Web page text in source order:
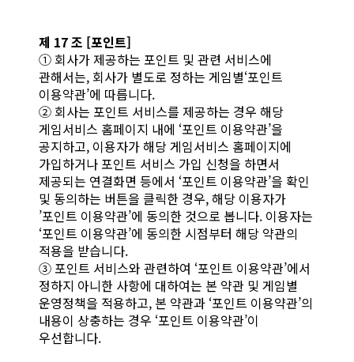
제 17 조 [포인트]
① 회사가 제공하는 포인트 및 관련 서비스에
관해서는, 회사가 별도로 정하는 게임별‘포인트
이용약관’에 따릅니다.
② 회사는 포인트 서비스를 제공하는 경우 해당
게임서비스 홈페이지 내에 ‘포인트 이용약관’을
공지하고, 이용자가 해당 게임서비스 홈페이지에
가입하거나 포인트 서비스 가입 신청을 하면서
제공되는 연결화면 등에서 ‘포인트 이용약관’을 확인
및 동의하는 버튼을 클릭한 경우, 해당 이용자가
’포인트 이용약관’에 동의한 것으로 봅니다. 이용자는
‘포인트 이용약관’에 동의한 시점부터 해당 약관의
적용을 받습니다.
③ 포인트 서비스와 관련하여 ‘포인트 이용약관’에서
정하지 아니한 사항에 대하여는 본 약관 및 게임별
운영정책을 적용하고, 본 약관과 ‘포인트 이용약관’의
내용이 상충하는 경우 ‘포인트 이용약관’이
우선합니다.